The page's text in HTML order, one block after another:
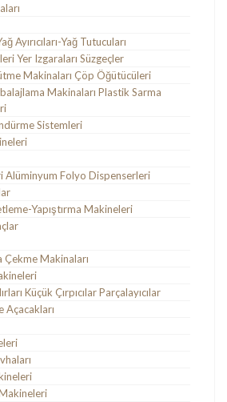
Ayırıcıları-Yağ Tutucuları
Yer Izgaraları Süzgeçler
Makinaları Çöp Öğütücüleri
Makinaları Plastik Sarma
Sistemleri
Alüminyum Folyo Dispenserleri
Yapıştırma Makineleri
Makinaları
Küçük Çırpıcılar Parçalayıcılar
Açacakları